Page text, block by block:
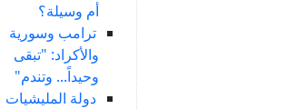
أم وسيلة؟
ترامب وسورية
والأكراد: "تبقى
وحيداً... وتندم"
دولة المليشيات